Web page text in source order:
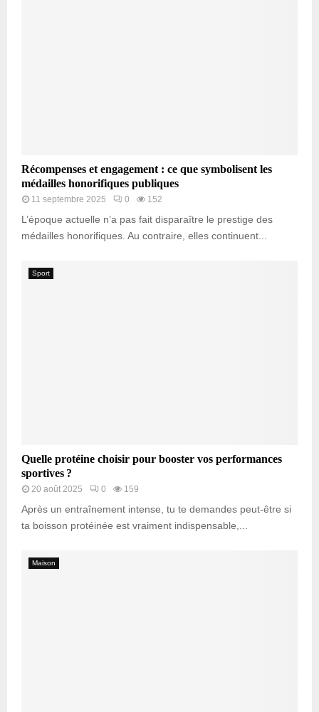
Récompenses et engagement : ce que symbolisent les
médailles honorifiques publiques
11 septembre 2025 0 152
L’époque actuelle n’a pas fait disparaître le prestige des
médailles honorifiques. Au contraire, elles continuent...
Sport
Quelle protéine choisir pour booster vos performances
sportives ?
20 août 2025 0 159
Après un entraînement intense, tu te demandes peut-être si
ta boisson protéinée est vraiment indispensable,...
Maison